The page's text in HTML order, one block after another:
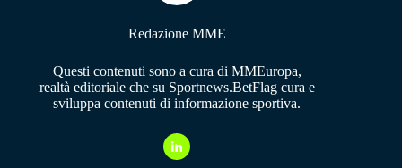
Redazione MME
Questi contenuti sono a cura di MMEuropa,
realtà editoriale che su Sportnews.BetFlag cura e
sviluppa contenuti di informazione sportiva.